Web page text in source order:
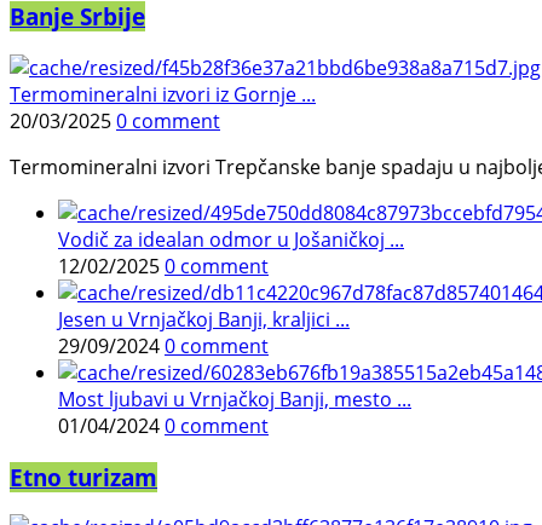
Banje Srbije
Termomineralni izvori iz Gornje ...
20/03/20250 comment
Termomineralni izvori Trepčanske banje spadaju u
Vodič za idealan odmor u Jošaničkoj ...
12/02/20250 comment
Jesen u Vrnjačkoj Banji, kraljici ...
29/09/20240 comment
Most ljubavi u Vrnjačkoj Banji, mesto ...
01/04/20240 comment
Etno turizam